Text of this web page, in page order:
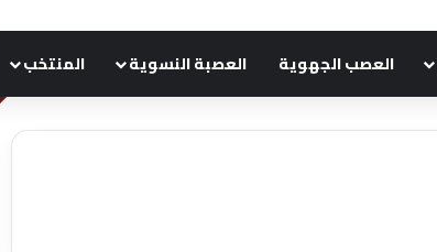
العصب الجهوية العصبة النسوية المنتخب